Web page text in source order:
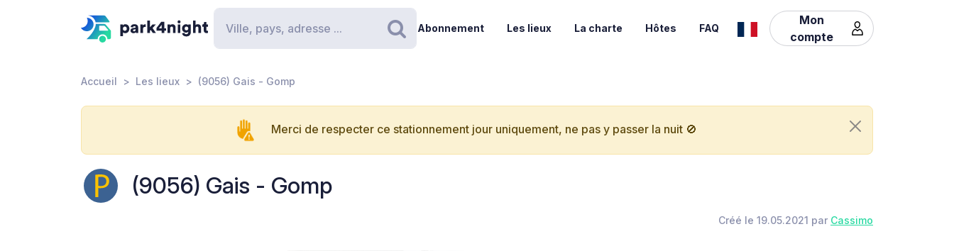
Rechercher
Abonnement Les lieux La charte Hôtes FAQ
Mon
compte
Accueil Les lieux (9056) Gais - Gomp
Merci de respecter ce stationnement jour uniquement, ne pas y passer la nuit 🚫
(9056) Gais - Gomp
Créé le 19.05.2021 par Cassimo